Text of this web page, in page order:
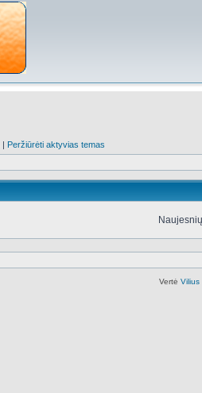
| Peržiūrėti aktyvias temas
Vertė Vilius